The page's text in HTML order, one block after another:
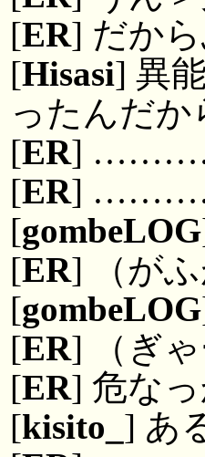
[ER] だか
[Hisasi] 異
ったんだか
[ER]
[ER]
[gombeLOG
[ER] （が
[gombeLOG
[ER] （ぎ
[ER] 危な
[kisito_ ] あ